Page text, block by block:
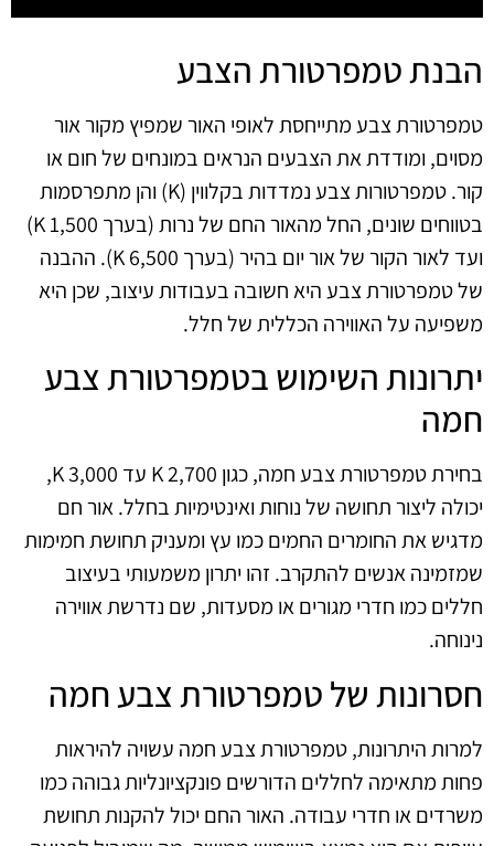
הבנת טמפרטורת הצבע
טמפרטורת צבע מתייחסת לאופי האור שמפיץ מקור אור
מסוים, ומודדת את הצבעים הנראים במונחים של חום או
קור. טמפרטורות צבע נמדדות בקלווין (K) והן מתפרסמות
בטווחים שונים, החל מהאור החם של נרות (בערך 1,500 K)
ועד לאור הקור של אור יום בהיר (בערך 6,500 K). ההבנה
של טמפרטורת צבע היא חשובה בעבודות עיצוב, שכן היא
משפיעה על האווירה הכללית של חלל.
יתרונות השימוש בטמפרטורת צבע
חמה
בחירת טמפרטורת צבע חמה, כגון 2,700 K עד 3,000 K,
יכולה ליצור תחושה של נוחות ואינטימיות בחלל. אור חם
מדגיש את החומרים החמים כמו עץ ומעניק תחושת חמימות
שמזמינה אנשים להתקרב. זהו יתרון משמעותי בעיצוב
חללים כמו חדרי מגורים או מסעדות, שם נדרשת אווירה
נינוחה.
חסרונות של טמפרטורת צבע חמה
למרות היתרונות, טמפרטורת צבע חמה עשויה להיראות
פחות מתאימה לחללים הדורשים פונקציונליות גבוהה כמו
משרדים או חדרי עבודה. האור החם יכול להקנות תחושת